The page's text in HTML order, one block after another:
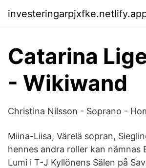
Catarina
- Wikiwand
Christina Nilsson - Soprano -
Miina-Liisa, Värelä sopran,
hennes andra roller kan nämnas
Lumi i T-J Kyllönens Sälen på